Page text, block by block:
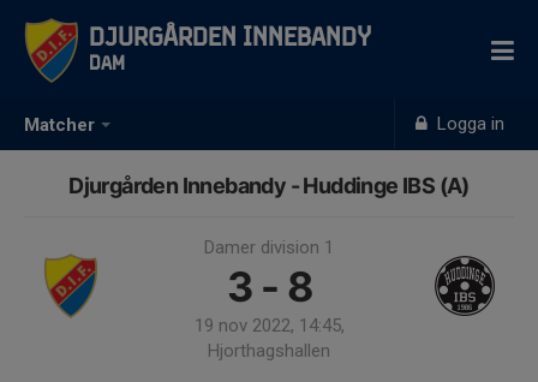
Matcher Logga in
Djurgården Innebandy
Dam
Djurgården Innebandy - Huddinge IBS (A)
Damer division 1
3 - 8
19 nov 2022, 14:45,
Hjorthagshallen